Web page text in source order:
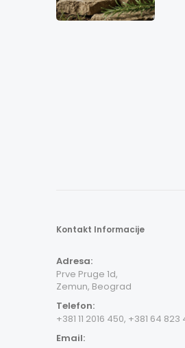
Kontakt Informacije
Adresa:
Prve Pruge 1d,
Zemun, Beograd
Telefon:
+381 11 2016 450, +381 64
Email: